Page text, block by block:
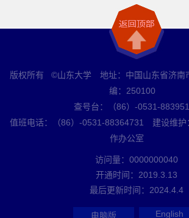
版权所有 ©山东大学 地址：中国山东省济
编：250100
查号台：（86）-0531-
值班电话：（86）-0531-88364731 建设维护
作办公室
访问量： 0000000040
开通时间： 2019 3 13
最后更新时间： 2024 4 4
电脑版 English